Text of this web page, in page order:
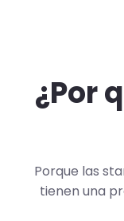
¿Por
Porque las
tienen una